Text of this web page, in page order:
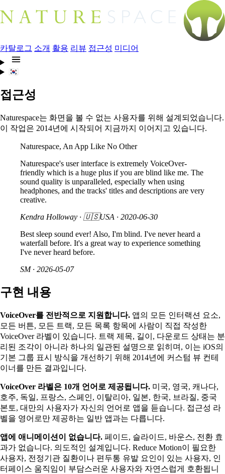
카탈로그 소개 활용 리뷰 접근성 미디어
🇰🇷
접근성
Naturespace는 화면을 볼 수 없는 사용자를 위해 설계되었습니다.
이 작업은 2014년에 시작되어 지금까지 이어지고 있습니다.
Naturespace, An App Like No Other
Naturespace's user interface is extremely VoiceOver-
friendly which is a huge plus if you are blind like me. The
sound quality is unparalleled, especially when using
headphones, and the tracks' titles and descriptions are very
creative.
Kendra Holloway · 🇺🇸USA · 2020-06-30
Best sleep sound ever! Also, I'm blind. I've never heard a
waterfall before. It's a great way to experience something
I've never heard before.
SM · 2026-05-07
구현 내용
VoiceOver를 전반적으로 지원합니다. 앱의 모든 인터랙션 요소,
모든 버튼, 모든 트랙, 모든 목록 항목에 사람이 직접 작성한
VoiceOver 라벨이 있습니다. 트랙 제목, 길이, 다운로드 상태는 분
리된 조각이 아니라 하나의 일관된 설명으로 읽히며, 이는 iOS의
기본 그룹 표시 방식을 개선하기 위해 2014년에 커스텀 뷰 컨테
이너를 만든 결과입니다.
VoiceOver 라벨은 10개 언어로 제공됩니다. 미국, 영국, 캐나다,
호주, 독일, 프랑스, 스페인, 이탈리아, 일본, 한국, 브라질, 중국
본토, 대만의 사용자가 자신의 언어로 앱을 듣습니다. 접근성 라
벨을 영어로만 제공하는 일반 앱과는 다릅니다.
앱에 애니메이션이 없습니다. 페이드, 슬라이드, 바운스, 전환 효
과가 없습니다. 의도적인 설계입니다. Reduce Motion이 필요한
사용자, 전정기관 질환이나 편두통 유발 요인이 있는 사용자, 인
터페이스 움직임이 부담스러운 사용자와 자연스럽게 호환됩니